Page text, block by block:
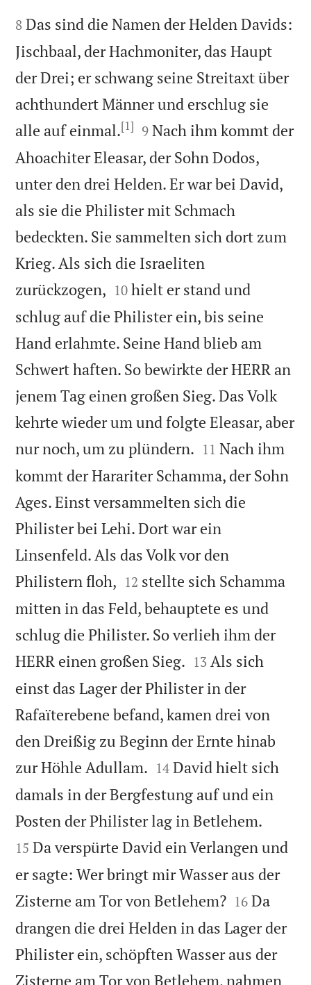


8 Das sind die Namen der Helden Davids:
Jischbaal, der Hachmoniter, das Haupt
der Drei; er schwang seine Streitaxt über
achthundert Männer und erschlug sie
alle auf einmal.[1] 

9 Nach ihm kommt der
Ahoachiter Eleasar, der Sohn Dodos,
unter den drei Helden. Er war bei David,
als sie die Philister mit Schmach
bedeckten. Sie sammelten sich dort zum
Krieg. Als sich die Israeliten
zurückzogen, 

10 hielt er stand und
schlug auf die Philister ein, bis seine
Hand erlahmte. Seine Hand blieb am
Schwert haften. So bewirkte der HERR an
jenem Tag einen großen Sieg. Das Volk
kehrte wieder um und folgte Eleasar, aber
nur noch, um zu plündern. 

11 Nach ihm
kommt der Harariter Schamma, der Sohn
Ages. Einst versammelten sich die
Philister bei Lehi. Dort war ein
Linsenfeld. Als das Volk vor den
Philistern floh, 

12 stellte sich Schamma
mitten in das Feld, behauptete es und
schlug die Philister. So verlieh ihm der
HERR einen großen Sieg. 

13 Als sich
einst das Lager der Philister in der
Rafaïterebene befand, kamen drei von
den Dreißig zu Beginn der Ernte hinab
zur Höhle Adullam. 

14 David hielt sich
damals in der Bergfestung auf und ein
Posten der Philister lag in Betlehem.
15 Da verspürte David ein Verlangen und
er sagte: Wer bringt mir Wasser aus der
Zisterne am Tor von Betlehem?
16 Da
drangen die drei Helden in das Lager der
Philister ein, schöpften Wasser aus der
Zisterne am Tor von Betlehem, nahmen